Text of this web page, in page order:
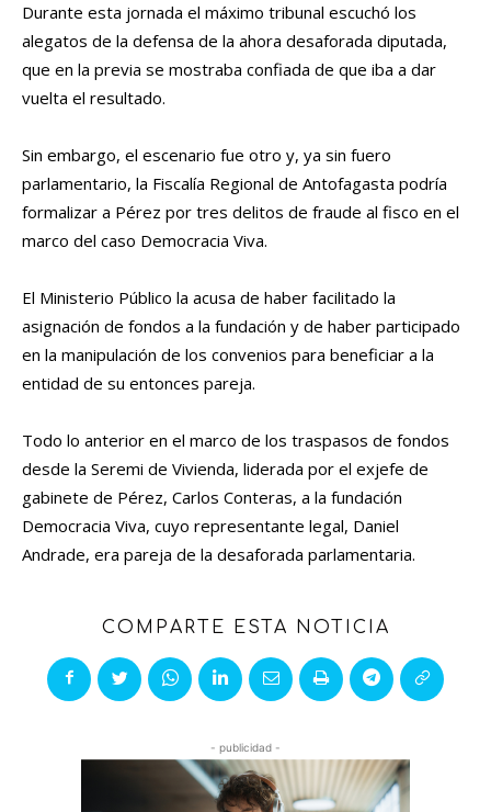
Durante esta jornada el máximo tribunal escuchó los
alegatos de la defensa de la ahora desaforada diputada,
que en la previa se mostraba confiada de que iba a dar
vuelta el resultado.
Sin embargo, el escenario fue otro y, ya sin fuero
parlamentario, la Fiscalía Regional de Antofagasta podría
formalizar a Pérez por tres delitos de fraude al fisco en el
marco del caso Democracia Viva.
El Ministerio Público la acusa de haber facilitado la
asignación de fondos a la fundación y de haber participado
en la manipulación de los convenios para beneficiar a la
entidad de su entonces pareja.
Todo lo anterior en el marco de los traspasos de fondos
desde la Seremi de Vivienda, liderada por el exjefe de
gabinete de Pérez, Carlos Conteras, a la fundación
Democracia Viva, cuyo representante legal, Daniel
Andrade, era pareja de la desaforada parlamentaria.
COMPARTE ESTA NOTICIA
- publicidad -